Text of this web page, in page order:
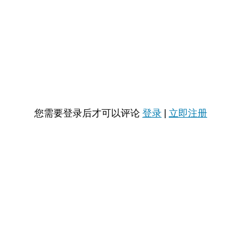
您需要登录后才可以评论 登录 立即注册